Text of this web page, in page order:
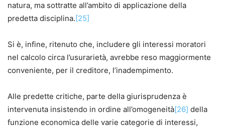
natura, ma sottratte all’ambito di applicazione della
predetta disciplina.[25]
Si è, infine, ritenuto che, includere gli interessi moratori
nel calcolo circa l’usurarietà, avrebbe reso maggiormente
conveniente, per il creditore, l’inadempimento.
Alle predette critiche, parte della giurisprudenza è
intervenuta insistendo in ordine all’omogeneità[26] della
funzione economica delle varie categorie di interessi,